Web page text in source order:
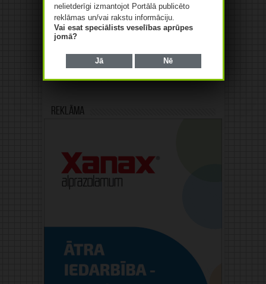
Reklāma
nelietderīgi izmantojot Portālā publicēto
reklāmas un/vai rakstu informāciju.
Vai esat speciālists veselības aprūpes
jomā?
Jā Nē